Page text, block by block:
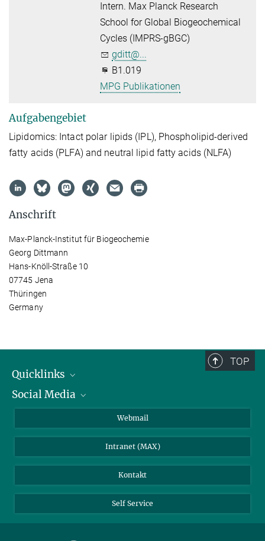
Intern. Max Planck Research
School for Global Biogeochemical
Cycles (IMPRS-gBGC)
gditt@...
B1.019
MPG Publikationen
Aufgabengebiet
Lipidomics: Intact polar lipids (IPL), Phospholipid-derived
fatty acids (PLFA) and neutral lipid fatty acids (NLFA)
Anschrift
Max-Planck-Institut für Biogeochemie
Georg Dittmann
Hans-Knöll-Straße 10
07745 Jena
Thüringen
Germany
TOP
Quicklinks
IMPRS Graduiertenschule
Wetterstation
Social Media
BlueSky
Webmail
Intranet (MAX)
Kontakt
Self Service